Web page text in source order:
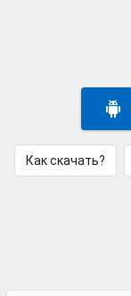
Как скачать?